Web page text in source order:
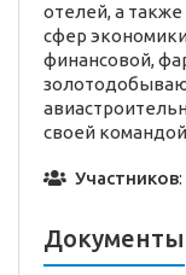
отелей, а
сфер
финансовой,
своей
Участников
Документы